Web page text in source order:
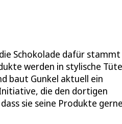
Schokolade dafür stammt
werden in stylische
baut Gunkel aktuell ein
die den dortigen
sie seine Produkte gerne